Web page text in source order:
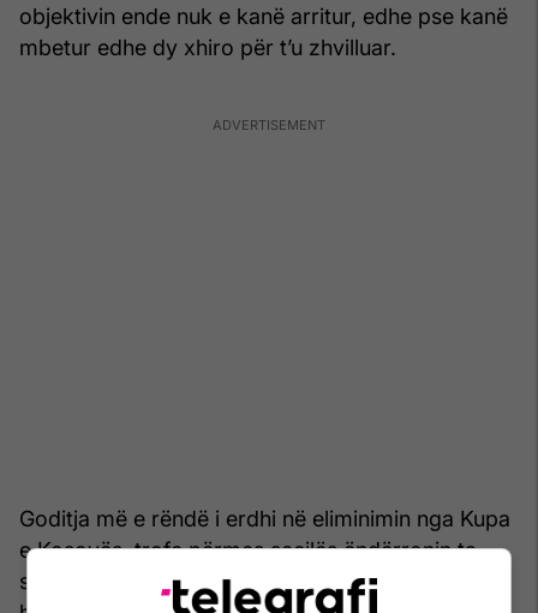
objektivin ende nuk e kanë arritur, edhe pse kanë
mbetur edhe dy xhiro për t’u zhvilluar.
Goditja më e rëndë i erdhi në eliminimin nga Kupa
e Kosovës, trofe përmes secilës ëndërronin ta
siguronin pjesëmarrjen në Evropë, por pësuan